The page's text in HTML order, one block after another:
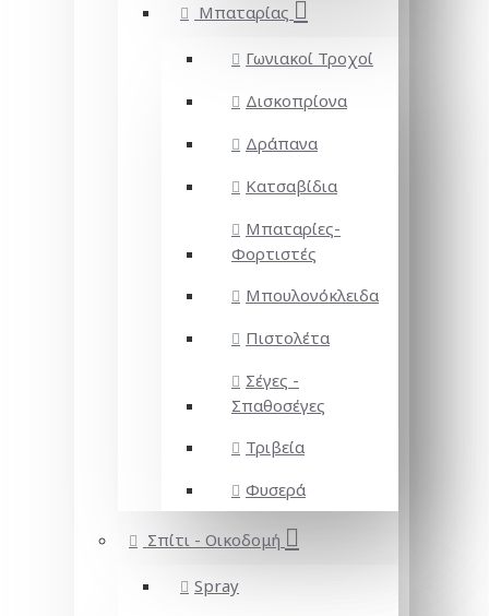
Μπαταρίας
Γωνιακοί Τροχοί
Δισκοπρίονα
Δράπανα
Κατσαβίδια
Μπαταρίες-
Φορτιστές
Μπουλονόκλειδα
Πιστολέτα
Σέγες -
Σπαθοσέγες
Τριβεία
Φυσερά
Σπίτι - Οικοδομή
Spray